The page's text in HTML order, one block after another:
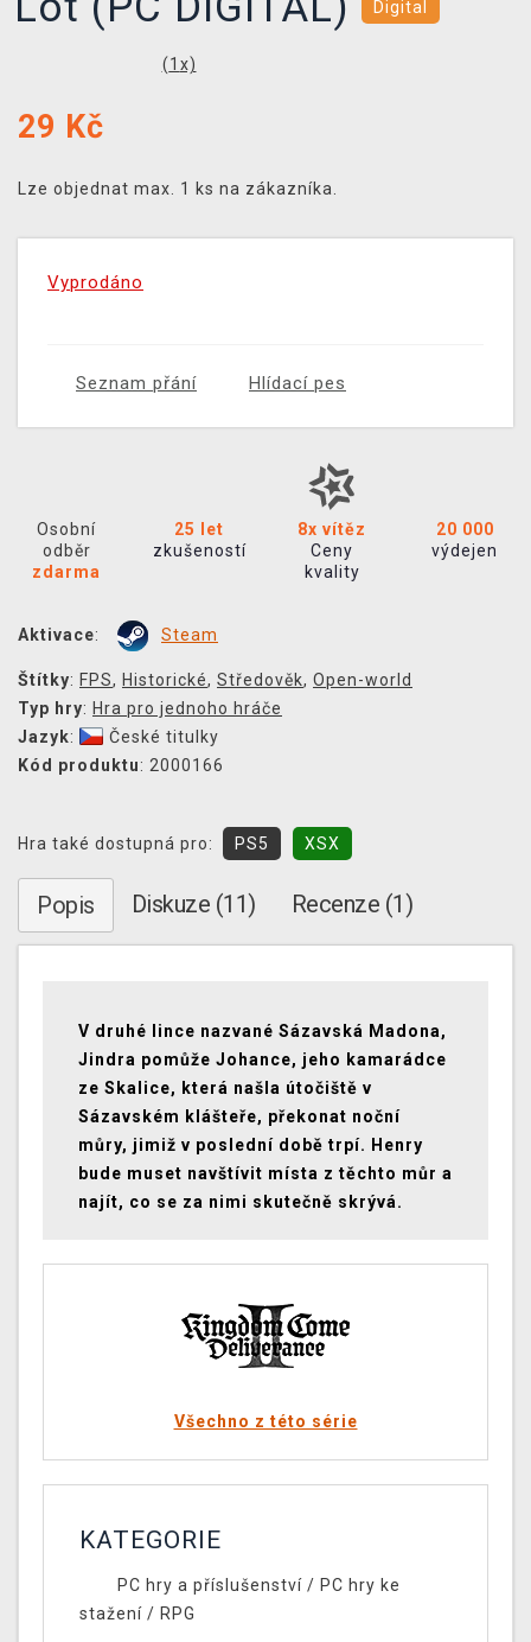
Digital
(1 x)
29 Kč
Lze objednat max. 1 ks na zákazníka.
Vyprodáno
Seznam přání Hlídací pes
Osobní
odběr
zdarma
25 let
zkušeností
8x vítěz
Ceny
kvality
20 000
výdejen
Aktivace: Steam
Štítky: FPS, Historické, Středověk, Open-world
Typ hry: Hra pro jednoho hráče
Jazyk:
České titulky
Kód produktu: 2000166
Hra také dostupná pro: PS5 XSX
Popis Diskuze (11) Recenze (1)
V druhé lince nazvané Sázavská Madona,
Jindra pomůže Johance, jeho kamarádce
ze Skalice, která našla útočiště v
Sázavském klášteře, překonat noční
můry, jimiž v poslední době trpí. Henry
bude muset navštívit místa z těchto můr a
najít, co se za nimi skutečně skrývá.
Všechno z této série
KATEGORIE
PC hry a příslušenství/ PC hry ke
stažení / RPG